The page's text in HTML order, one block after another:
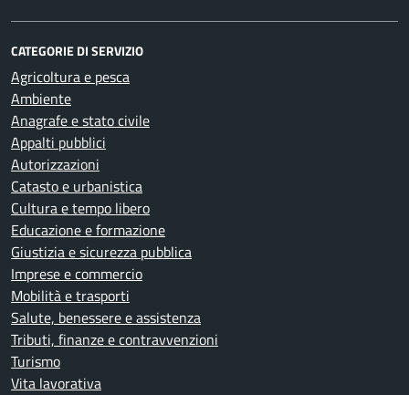
CATEGORIE DI SERVIZIO
Agricoltura e pesca
Ambiente
Anagrafe e stato civile
Appalti pubblici
Autorizzazioni
Catasto e urbanistica
Cultura e tempo libero
Educazione e formazione
Giustizia e sicurezza pubblica
Imprese e commercio
Mobilità e trasporti
Salute, benessere e assistenza
Tributi, finanze e contravvenzioni
Turismo
Vita lavorativa